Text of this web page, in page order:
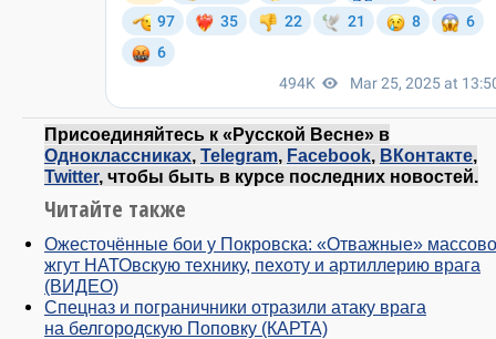
Присоединяйтесь к «Русской Весне» в
Одноклассниках, Telegram, Facebook, ВКонтакте,
Twitter, чтобы быть в курсе последних новостей.
Читайте также
Ожесточённые бои у Покровска: «Отважные» массово
жгут НАТОвскую технику, пехоту и артиллерию врага
(ВИДЕО)
Спецназ и пограничники отразили атаку врага
на белгородскую Поповку (КАРТА)